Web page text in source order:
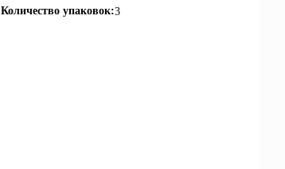
Количество упаковок:3